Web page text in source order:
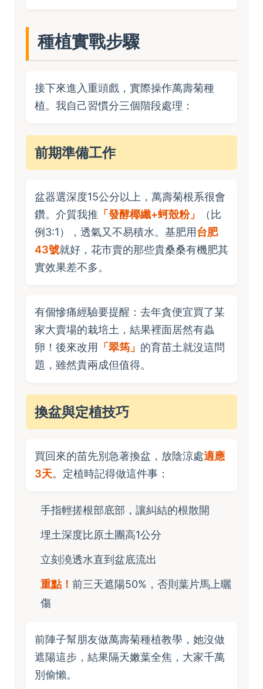
種植實戰步驟
接下來進入重頭戲，實際操作萬壽菊種
植。我自己習慣分三個階段處理：
前期準備工作
盆器選深度15公分以上，萬壽菊根系很會
鑽。介質我推 「發酵椰纖+蚵殼粉」
（比
例3:1），透氣又不易積水。基肥用台肥
43號就好，花市賣的那些貴桑桑有機肥其
實效果差不多。
有個慘痛經驗要提醒：去年貪便宜買了某
家大賣場的栽培土，結果裡面居然有蟲
卵！後來改用
「翠筠」 的育苗土就沒這問
題，雖然貴兩成但值得。
換盆與定植技巧
買回來的苗先別急著換盆，放陰涼處適應
3天。定植時記得做這件事：
手指輕搓根部底部，讓糾結的根散開
埋土深度比原土團高1公分
立刻澆透水直到盆底流出
重點！ 前三天遮陽50%，否則葉片馬上曬
傷
前陣子幫朋友做萬壽菊種植教學，她沒做
遮陽這步，結果隔天嫩葉全焦，大家千萬
別偷懶。